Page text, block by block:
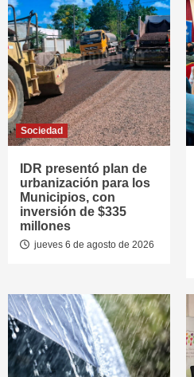
Sociedad
IDR presentó plan de
urbanización para los
Municipios, con
inversión de $335
millones
jueves 6 de agosto de 2026